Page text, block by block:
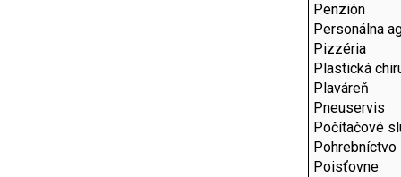
Penzión
Personálna
Pizzéria
Plastická
Plaváreň
Pneuservis
Počítačové
Pohrebníctvo
Poisťovne